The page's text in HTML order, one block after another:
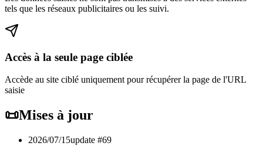
tels que les réseaux publicitaires ou les suivi.
Accès à la seule page ciblée
Accède au site ciblé uniquement pour récupérer la page de l'URL
saisie
📜Mises à jour
2026/07/15update #69